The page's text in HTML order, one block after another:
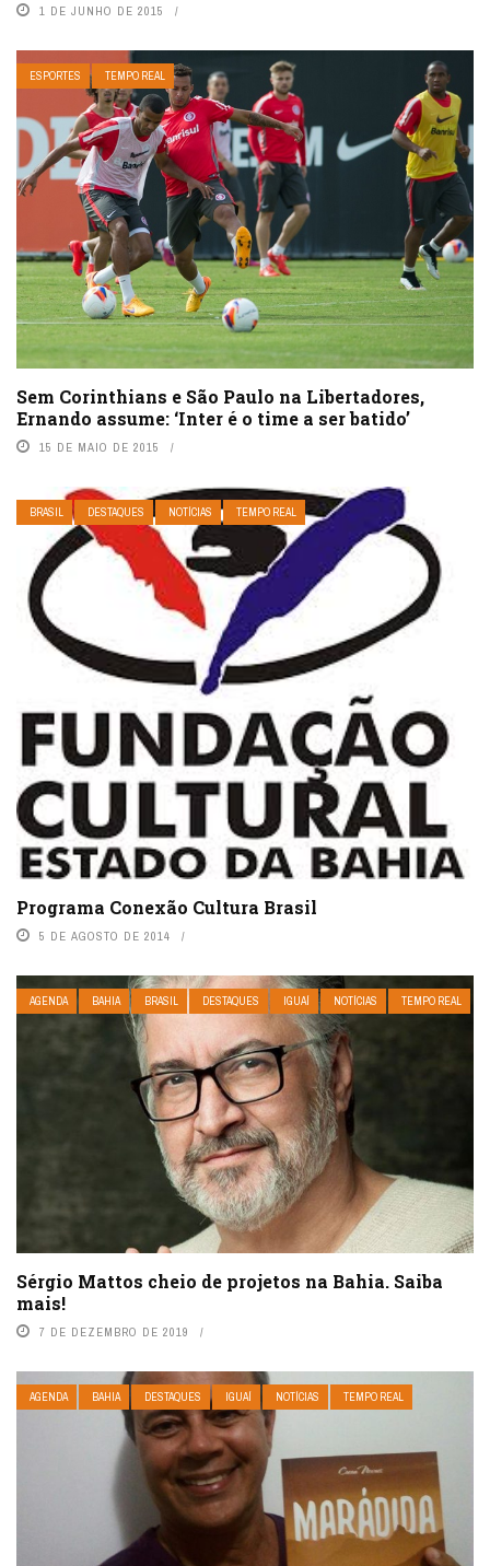
1 DE JUNHO DE 2015
ESPORTES TEMPO REAL
Sem Corinthians e São Paulo na Libertadores,
Ernando assume: ‘Inter é o time a ser batido’
15 DE MAIO DE 2015
BRASIL DESTAQUES NOTÍCIAS TEMPO REAL
Programa Conexão Cultura Brasil
5 DE AGOSTO DE 2014
AGENDA BAHIA BRASIL DESTAQUES IGUAÍ NOTÍCIAS TEMPO REAL
Sérgio Mattos cheio de projetos na Bahia. Saiba
mais!
7 DE DEZEMBRO DE 2019
AGENDA BAHIA DESTAQUES IGUAÍ NOTÍCIAS TEMPO REAL